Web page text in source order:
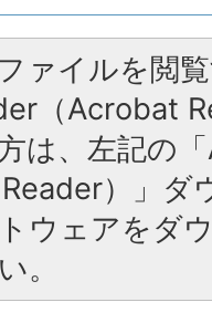
ァイルを閲
（Acrobat
は、左記の
）」ダ
ウェアをダ
。